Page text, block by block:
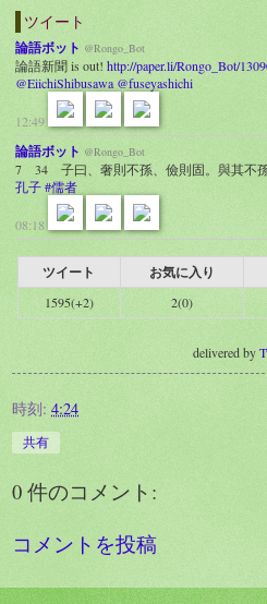
ツイート
論語ボット @Rongo_Bot
論語新聞 is out! http://paper.li/Rongo_Bot/
@EiichiShibusawa @fuseyashichi
12:49
論語ボット @Rongo_Bot
7 34 子曰、奢則不孫、儉則固。與其不孫
孔子#儒者
08:18
ツイート お気に入り
1595(+2) 2(0)
delivered by
時刻: 4:24
共有
0 件のコメント:
コメントを投稿